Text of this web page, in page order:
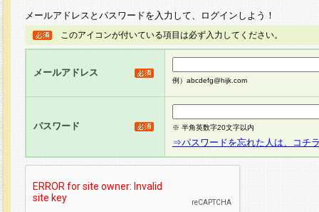
メールアドレスとパスワードを入力して、ログインしよう！
このアイコンが付いている項目は必ず入力してください。
メールアドレス
例）abcdefg@hijk.com
パスワード ※ 半角英数字20文字以内
⇒パスワードを忘れた人は、コチ